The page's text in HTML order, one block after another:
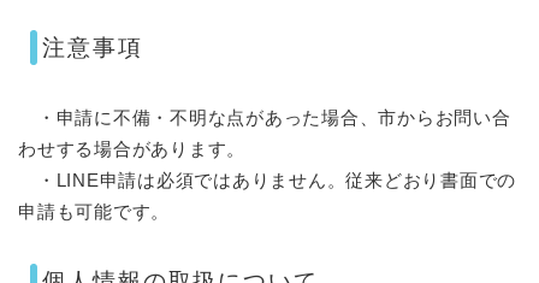
注意事項
・申請に不備・不明な点があった場合、市からお問い合
わせする場合があります。
・LINE申請は必須ではありません。従来どおり書面での
申請も可能です。